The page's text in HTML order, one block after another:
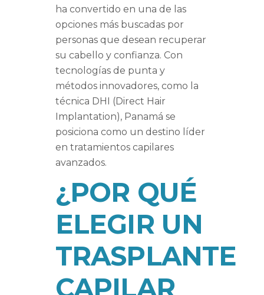
ha convertido en una de las
opciones más buscadas por
personas que desean recuperar
su cabello y confianza. Con
tecnologías de punta y
métodos innovadores, como la
técnica DHI (Direct Hair
Implantation), Panamá se
posiciona como un destino líder
en tratamientos capilares
avanzados.
¿POR QUÉ
ELEGIR UN
TRASPLANTE
CAPILAR